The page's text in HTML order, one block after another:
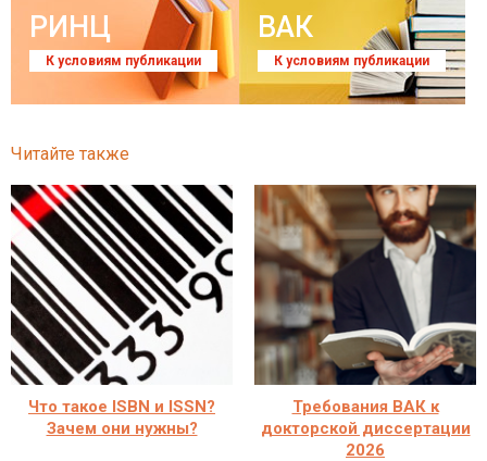
РИНЦ
К условиям публикации
ВАК
К условиям публикации
Читайте также
Что такое ISBN и ISSN?
Зачем они нужны?
Требования ВАК к
докторской диссертации
2026